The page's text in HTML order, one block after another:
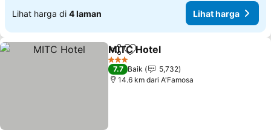
Lihat harga di 4 laman Lihat harga
KongsiTambah ke favorit
MITC Hotel
3 Bintang
7.7 Baik
5,732
14.6 km dari A'Famosa